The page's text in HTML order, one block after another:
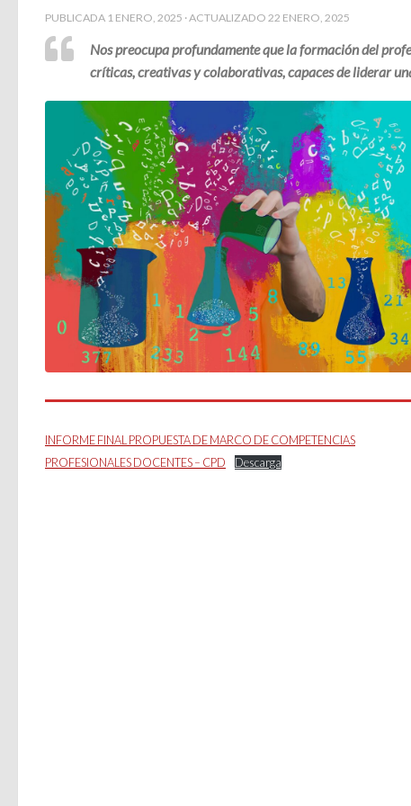
PUBLICADA 1 ENERO, 2025 · ACTUALIZADO 22 ENERO, 2025
Nos preocupa profundamente que la formación del
críticas, creativas y colaborativas, capaces de liderar
INFORME FINAL PROPUESTA DE MARCO DE COMPETENCIAS
PROFESIONALES DOCENTES – CPD
Descarga